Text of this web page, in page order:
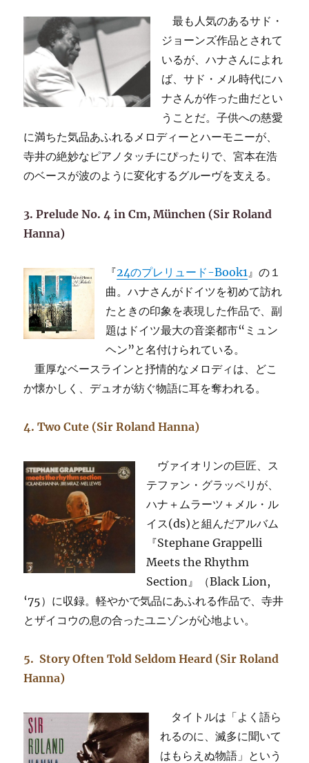
最も人気のあるサド・
ジョーンズ作品とされて
いるが、ハナさんによれ
ば、サド・メル時代にハ
ナさんが作った曲だとい
うことだ。子供への慈愛
に満ちた気品あふれるメロディーとハーモニーが、
寺井の絶妙なピアノタッチにぴったりで、宮本在浩
のベースが波のように変化するグルーヴを支える。
3. Prelude No. 4 in Cm, München (Sir Roland
Hanna)
『24のプレリュード-Book1 』の１
曲。ハナさんがドイツを初めて訪れ
たときの印象を表現した作品で、副
題はドイツ最大の音楽都市“ミュン
ヘン”と名付けられている。
重厚なベースラインと抒情的なメロディは、どこ
か懐かしく、デュオが紡ぐ物語に耳を奪われる。
4. Two Cute (Sir Roland Hanna)
ヴァイオリンの巨匠、ス
テファン・グラッペリが、
ハナ＋ムラーツ＋メル・ル
イス(ds)と組んだアルバム
『Stephane Grappelli
Meets the Rhythm
Section』（Black Lion,
‘75）に収録。軽やかで気品にあふれる作品で、寺井
とザイコウの息の合ったユニゾンが心地よい。
5. Story Often Told Seldom Heard (Sir Roland
Hanna)
タイトルは「よく語ら
れるのに、滅多に聞いて
はもらえぬ物語」という